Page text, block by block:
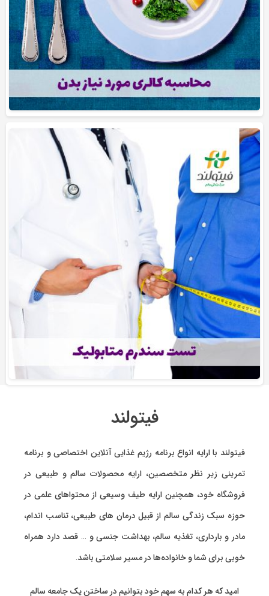
فیتولند
فیتولند با ارایه انواع برنامه رژیم غذایی آنلاین اختصاصیو برنامه
تمرینیزیر نظر متخصصین، ارایه محصولات سالم و طبیعی در
فروشگاه خود، همچنین ارایه طیف وسیعی از محتواهای علمی در
حوزه سبک زندگی سالم از قبیل درمان های طبیعی، تناسب اندام،
مادر و بارداری، تغذیه سالم، بهداشت جنسی و … قصد دارد همراه
خوبی برای شما و خانواده‌ها در مسیر سلامتی باشد.
امید که هر کدام به سهم خود بتوانیم در ساختن یک جامعه سالم